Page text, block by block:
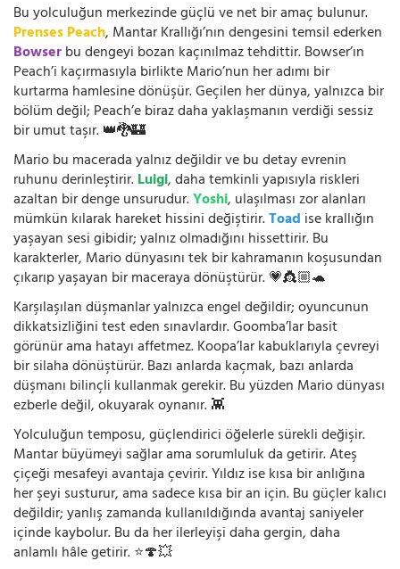
Bu yolculuğun merkezinde güçlü ve net bir amaç bulunur.
Prenses Peach, Mantar Krallığı’nın dengesini temsil ederken
Bowserbu dengeyi bozan kaçınılmaz tehdittir. Bowser’ın
Peach’i kaçırmasıyla birlikte Mario’nun her adımı bir
kurtarma hamlesine dönüşür. Geçilen her dünya, yalnızca bir
bölüm değil; Peach’e biraz daha yaklaşmanın verdiği sessiz
bir umut taşır. 👑🐉🏰
Mario bu macerada yalnız değildir ve bu detay evrenin
ruhunu derinleştirir.Luigi, daha temkinli yapısıyla riskleri
azaltan bir denge unsurudur.Yoshi, ulaşılması zor alanları
mümkün kılarak hareket hissini değiştirir.Toad ise krallığın
yaşayan sesi gibidir; yalnız olmadığını hissettirir. Bu
karakterler, Mario dünyasını tek bir kahramanın koşusundan
çıkarıp yaşayan bir maceraya dönüştürür. 💗👸🏼🐢
Karşılaşılan düşmanlar yalnızca engel değildir; oyuncunun
dikkatsizliğini test eden sınavlardır. Goomba’lar basit
görünür ama hatayı affetmez. Koopa’lar kabuklarıyla çevreyi
bir silaha dönüştürür. Bazı anlarda kaçmak, bazı anlarda
düşmanı bilinçli kullanmak gerekir. Bu yüzden Mario dünyası
ezberle değil, okuyarak oynanır. 👾
Yolculuğun temposu, güçlendirici öğelerle sürekli değişir.
Mantar büyümeyi sağlar ama sorumluluk da getirir. Ateş
çiçeği mesafeyi avantaja çevirir. Yıldız ise kısa bir anlığına
her şeyi susturur, ama sadece kısa bir an için. Bu güçler kalıcı
değildir; yanlış zamanda kullanıldığında avantaj saniyeler
içinde kaybolur. Bu da her ilerleyişi daha gergin, daha
anlamlı hâle getirir. ⭐🍄💥